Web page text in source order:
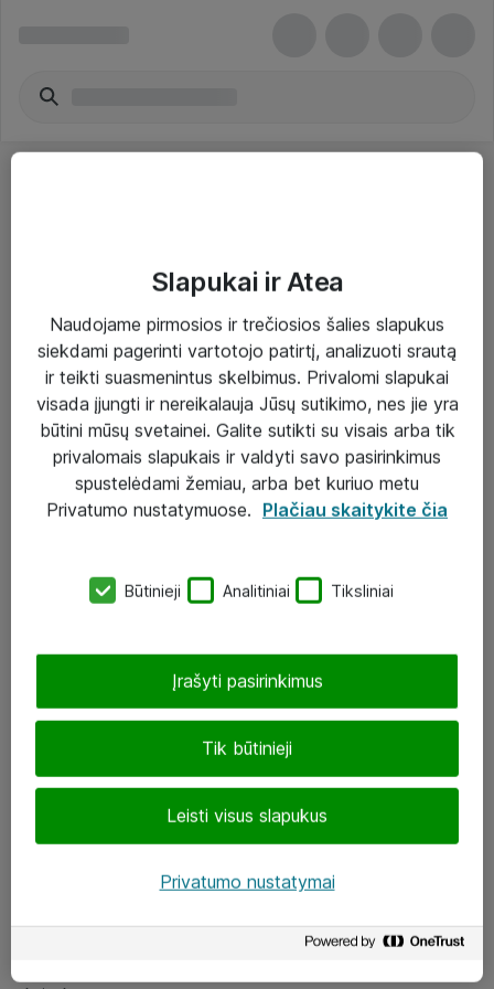
Paslaugos
Sprendimai
Įgyvendinti projektai
Atea ekspertų patarimai verslui
eShop@atea.lt
LinkedIn
Slapukai ir Atea
Naudojame pirmosios ir trečiosios šalies slapukus
siekdami pagerinti vartotojo patirtį, analizuoti srautą
ir teikti suasmenintus skelbimus. Privalomi slapukai
visada įjungti ir nereikalauja Jūsų sutikimo, nes jie yra
būtini mūsų svetainei. Galite sutikti su visais arba tik
privalomais slapukais ir valdyti savo pasirinkimus
spustelėdami žemiau, arba bet kuriuo metu
Privatumo nustatymuose. Plačiau skaitykite čia
Būtinieji Analitiniai Tiksliniai
Tik būtinieji
Leisti visus slapukus
Įrašyti pasirinkimus
Privatumo nustatymai